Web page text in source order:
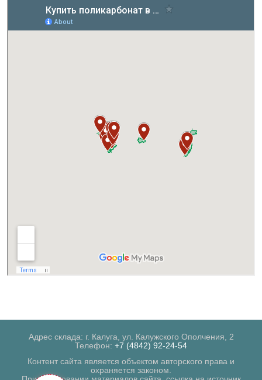
Адрес склада: г. Калуга, ул. Калужского Ополчения, 2
Телефон: +7 (4842) 92-24-54
Контент сайта является объектом авторского права и
охраняется законом.